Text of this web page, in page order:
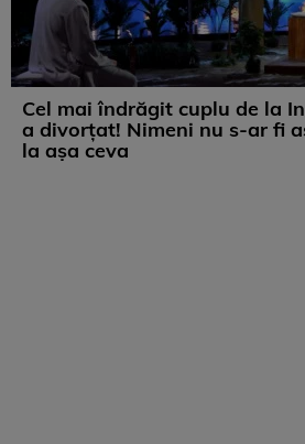
Cel mai îndrăgit cuplu de la
a divorțat! Nimeni nu s-ar fi
la așa ceva